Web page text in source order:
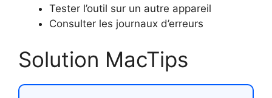
Tester l’outil sur un autre appareil
Consulter les journaux d’erreurs
Solution MacTips